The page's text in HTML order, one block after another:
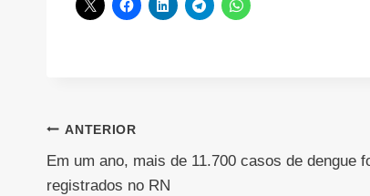
Navegação
de
ANTERIOR
Em um ano, mais de 11.700 casos de dengue
registrados no RN